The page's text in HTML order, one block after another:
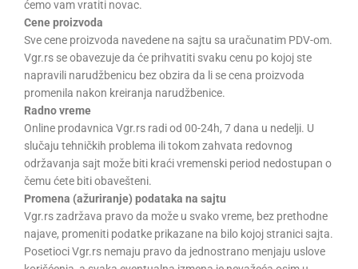
ćemo vam vratiti novac.
Cene proizvoda
Sve cene proizvoda navedene na sajtu sa uračunatim PDV-om.
Vgr.rs se obavezuje da će prihvatiti svaku cenu po kojoj ste
napravili narudžbenicu bez obzira da li se cena proizvoda
promenila nakon kreiranja narudžbenice.
Radno vreme
Online prodavnica Vgr.rs radi od 00-24h, 7 dana u nedelji. U
slučaju tehničkih problema ili tokom zahvata redovnog
održavanja sajt može biti kraći vremenski period nedostupan o
čemu ćete biti obavešteni.
Promena (ažuriranje) podataka na sajtu
Vgr.rs zadržava pravo da može u svako vreme, bez prethodne
najave, promeniti podatke prikazane na bilo kojoj stranici sajta.
Posetioci Vgr.rs nemaju pravo da jednostrano menjaju uslove